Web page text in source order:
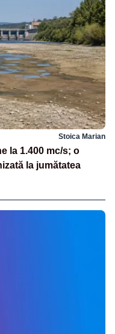
Stoica Marian
la 1.400 mc/s; o
la jumătatea